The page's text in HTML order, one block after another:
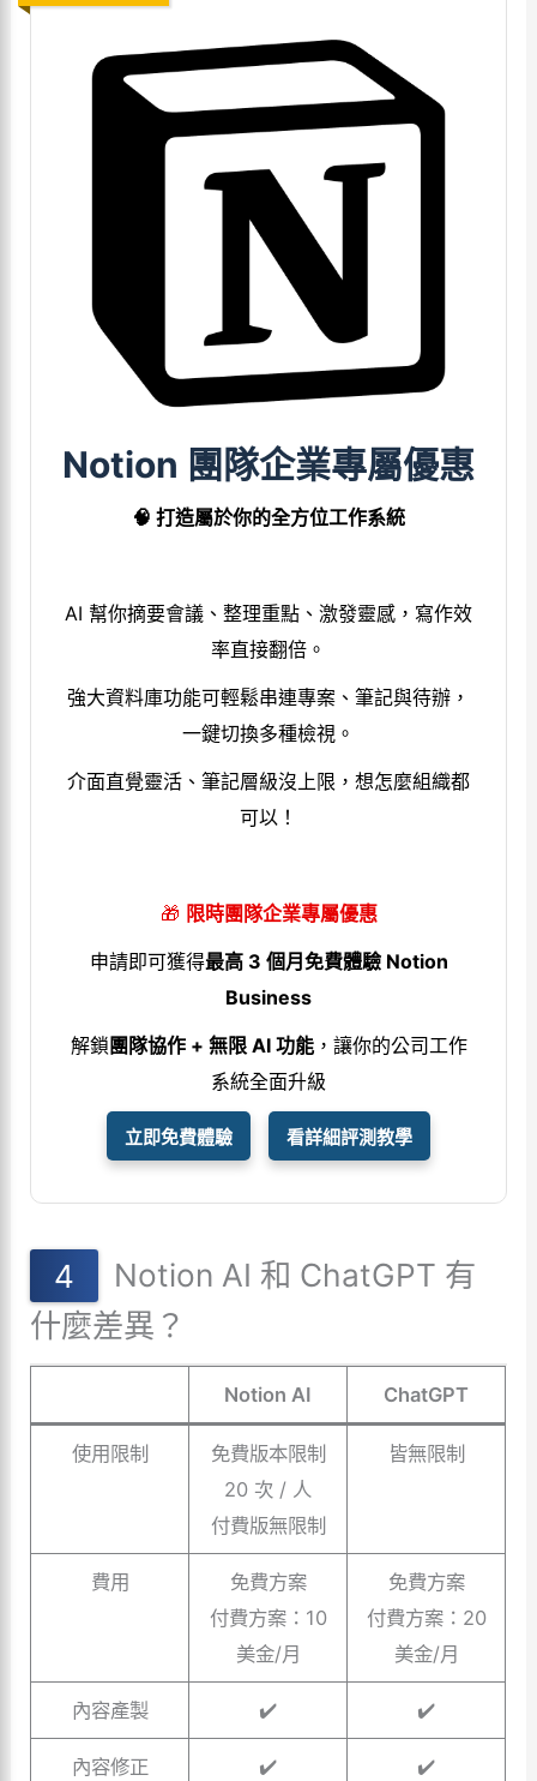
Notion 團隊企業專屬優惠
🧠 打造屬於你的全方位工作系統
AI 幫你摘要會議、整理重點、激發靈感，寫作效
率直接翻倍。
強大資料庫功能可輕鬆串連專案、筆記與待辦，
一鍵切換多種檢視。
介面直覺靈活、筆記層級沒上限，想怎麼組織都
可以！
🎁 限時團隊企業專屬優惠
申請即可獲得最高 3 個月免費體驗 Notion
Business
解鎖團隊協作 + 無限 AI 功能，讓你的公司工作
系統全面升級
立即免費體驗 看詳細評測教學
Notion AI 和 ChatGPT 有
什麼差異？
Notion AI ChatGPT
使用限制
免費版本限制
20 次 / 人
付費版無限制
皆無限制
費用
免費方案
付費方案：10
美金/月
免費方案
付費方案：20
美金/月
內容產製 ✔️ ✔️
內容修正 ✔️ ✔️